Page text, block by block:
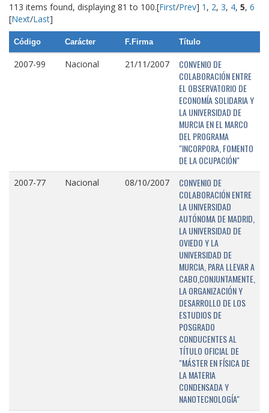
113 items found, displaying 81 to 100.[First/Prev] 1 , 2, 3, 4, 5, 6
[Next/Last]
Código Carácter F.Firma Título
2007-99 Nacional 21/11/2007
CONVENIO DE
COLABORACIÓN ENTRE
EL OBSERVATORIO DE
ECONOMÍA SOLIDARIA Y
LA UNIVERSIDAD DE
MURCIA EN EL MARCO
DEL PROGRAMA
"INCORPORA, FOMENTO
DE LA OCUPACIÓN"
2007-77 Nacional 08/10/2007
CONVENIO DE
COLABORACIÓN ENTRE
LA UNIVERSIDAD
AUTÓNOMA DE MADRID,
LA UNIVERSIDAD DE
OVIEDO Y LA
UNIVERSIDAD DE
MURCIA, PARA LLEVAR A
CABO,CONJUNTAMENTE,
LA ORGANIZACIÓN Y
DESARROLLO DE LOS
ESTUDIOS DE
POSGRADO
CONDUCENTES AL
TÍTULO OFICIAL DE
"MÁSTER EN FÍSICA DE
LA MATERIA
CONDENSADA Y
NANOTECNOLOGÍA"